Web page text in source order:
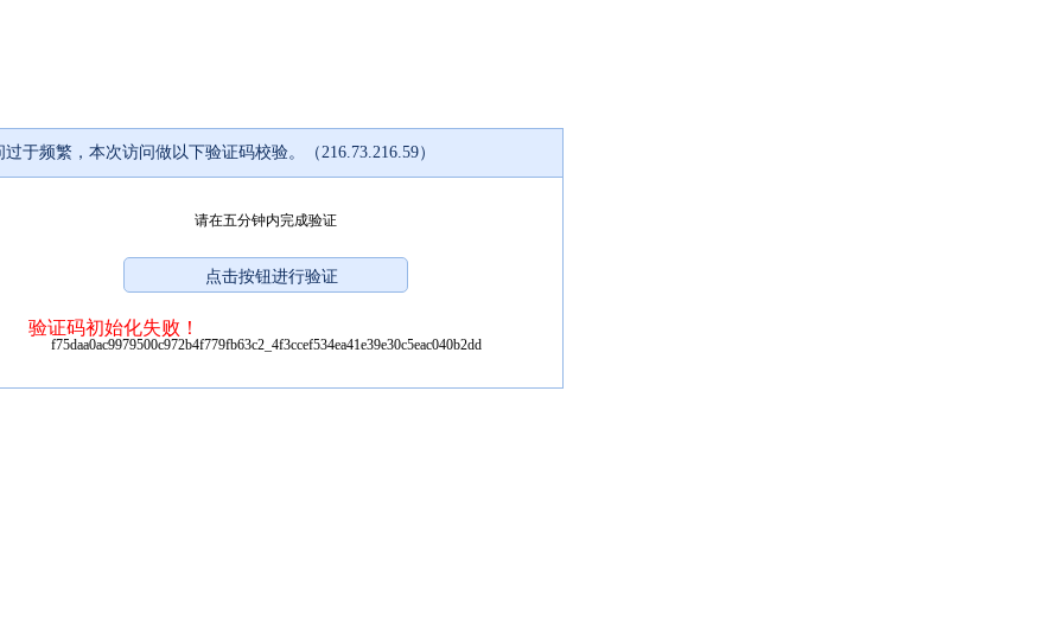
过于频繁，本次访问做以下验证码校验。（216.73.216.59）
请在五分钟内完成验证
验证码初始化失败！
f75daa0ac9979500c972b4f779fb63c2_4f3ccef534ea41e39e30c5eac040b2dd